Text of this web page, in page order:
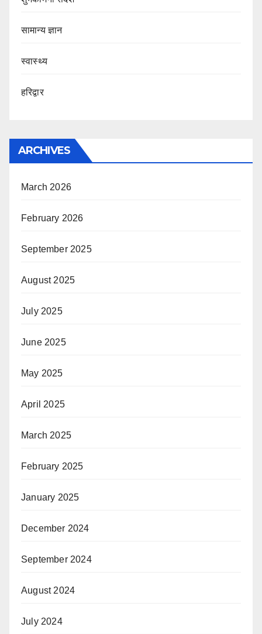
सामान्य ज्ञान
स्वास्थ्य
हरिद्वार
ARCHIVES
March 2026
February 2026
September 2025
August 2025
July 2025
June 2025
May 2025
April 2025
March 2025
February 2025
January 2025
December 2024
September 2024
August 2024
July 2024